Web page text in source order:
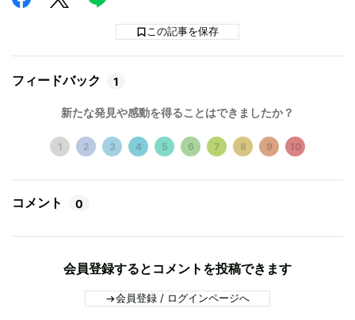
この記事を保存
フィードバック 1
新たな発見や感動を得ることはできましたか？
1 2 3 4 5 6 7 8 9 10
コメント 0
会員登録するとコメントを投稿できます
会員登録 / ログインページへ